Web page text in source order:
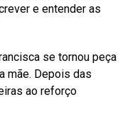
e entender as
se tornou peça
mãe. Depois das
ao reforço